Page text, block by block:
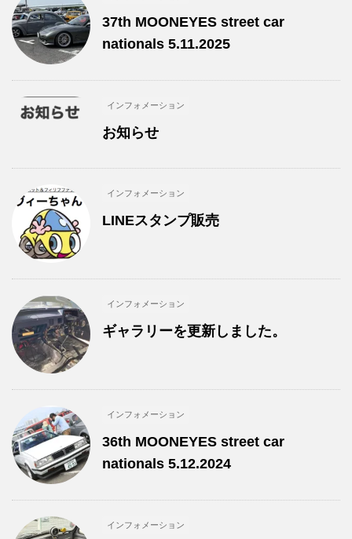
37th MOONEYES street car
nationals 5.11.2025
インフォメーション
お知らせ
インフォメーション
LINEスタンプ販売
インフォメーション
ギャラリーを更新しました。
インフォメーション
36th MOONEYES street car
nationals 5.12.2024
インフォメーション